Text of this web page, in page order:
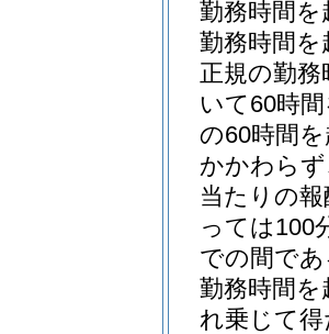
勤務時間
勤務時間
正規の勤
いて60時
の60時間
かかわら
当たりの
っては100
での間で
勤務時間
れ乗じて